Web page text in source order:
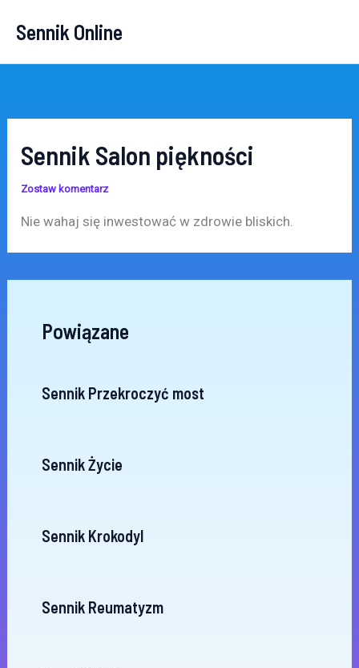
Sennik Online
Sennik Salon piękności
Zostaw komentarz
Nie wahaj się inwestować w zdrowie bliskich.
Powiązane
Sennik Przekroczyć most
Sennik Życie
Sennik Krokodyl
Sennik Reumatyzm